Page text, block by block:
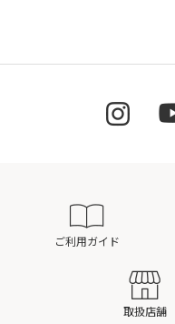
ご利用ガイド
取扱店舗